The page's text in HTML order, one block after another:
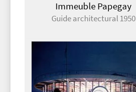
Immeuble Papegay
Guide architectural 1950